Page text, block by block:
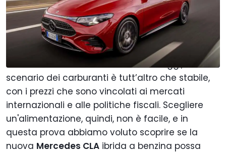
Aggiungi Motor1.com alle
fonti preferite su Google
Cosa scegliere se si fanno in media 20-25.000
km l'anno? Un diesel o un benzina? Oggi, lo
scenario dei carburanti è tutt’altro che stabile,
con i prezzi che sono vincolati ai mercati
internazionali e alle politiche fiscali. Scegliere
un'alimentazione, quindi, non è facile, e in
questa prova abbiamo voluto scoprire se la
nuova Mercedes CLA ibrida a benzina possa